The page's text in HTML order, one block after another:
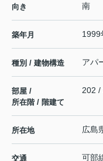
向き 南
築年月 1999
種別 / 建物構造 アパ
部屋 /
所在階 / 階建て
202 /
所在地 広島
交通 可部